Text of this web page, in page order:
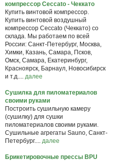
компрессор Ceccato - Чеккато
Купить винтовой компрессор.
Купить винтовой воздушный
компрессор Ceccato (Чеккато) со
склада. Мы работаем по всей
России: Санкт-Петербург, Москва,
Химки, Казань, Самара, Псков,
Омск, Самара, Екатеринбург,
Красноярск, Барнаул, Новосибирск
и т.д.... далее
Сушилка для пиломатериалов
своими руками
Построить сушильную камеру
(сушилку) для сушки
пиломатериалов своими руками.
Сушильные агрегаты Sauno, Санкт-
Петербург.... далее
Брикетировочные прессы BPU